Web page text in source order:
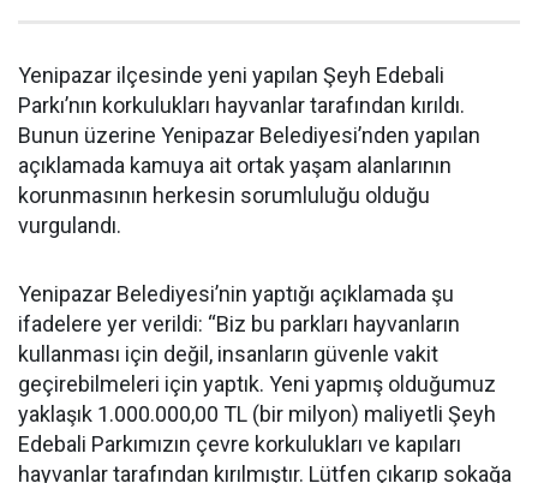
Yenipazar ilçesinde yeni yapılan Şeyh Edebali
Parkı’nın korkulukları hayvanlar tarafından kırıldı.
Bunun üzerine Yenipazar Belediyesi’nden yapılan
açıklamada kamuya ait ortak yaşam alanlarının
korunmasının herkesin sorumluluğu olduğu
vurgulandı.
Yenipazar Belediyesi’nin yaptığı açıklamada şu
ifadelere yer verildi: “Biz bu parkları hayvanların
kullanması için değil, insanların güvenle vakit
geçirebilmeleri için yaptık. Yeni yapmış olduğumuz
yaklaşık 1.000.000,00 TL (bir milyon) maliyetli Şeyh
Edebali Parkımızın çevre korkulukları ve kapıları
hayvanlar tarafından kırılmıştır. Lütfen çıkarıp sokağa